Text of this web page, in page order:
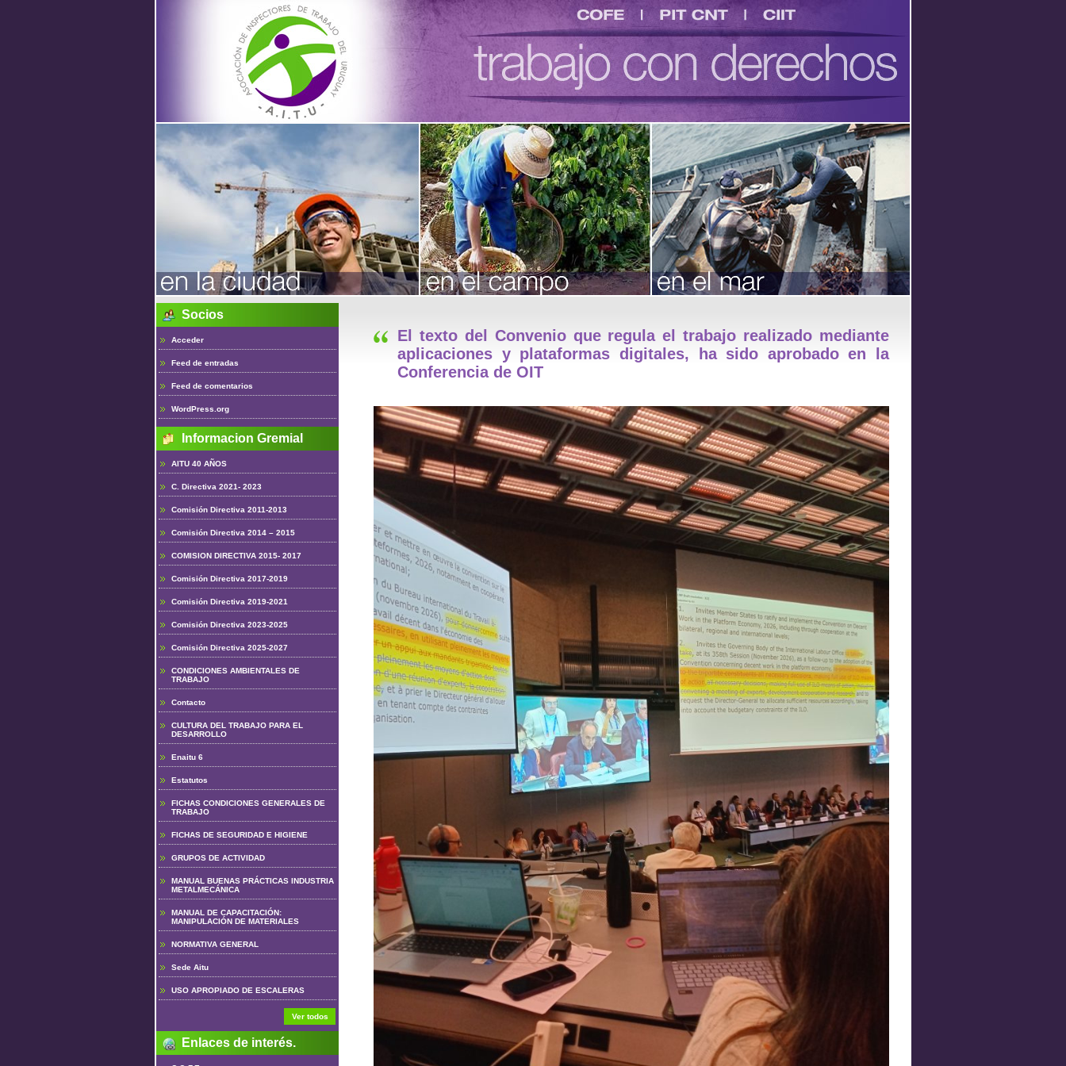
Asociación
de
Inspectores
de Trabajo
del Uruguay
COFE PIT CNT CIIT
El texto del Convenio que regula el trabajo realizado mediante
aplicaciones y plataformas digitales, ha sido aprobado en la
Conferencia de OIT
Socios
Acceder
Feed de entradas
Feed de comentarios
WordPress.org
Informacion Gremial
AITU 40 AÑOS
C. Directiva 2021- 2023
Comisión Directiva 2011-2013
Comisión Directiva 2014 – 2015
COMISION DIRECTIVA 2015- 2017
Comisión Directiva 2017-2019
Comisión Directiva 2019-2021
Comisión Directiva 2023-2025
Comisión Directiva 2025-2027
CONDICIONES AMBIENTALES DE
TRABAJO
Contacto
CULTURA DEL TRABAJO PARA EL
DESARROLLO
Enaitu 6
Estatutos
FICHAS CONDICIONES GENERALES DE
TRABAJO
FICHAS DE SEGURIDAD E HIGIENE
GRUPOS DE ACTIVIDAD
MANUAL BUENAS PRÁCTICAS INDUSTRIA
METALMECÁNICA
MANUAL DE CAPACITACIÓN:
MANIPULACIÓN DE MATERIALES
NORMATIVA GENERAL
Sede Aitu
USO APROPIADO DE ESCALERAS
Ver todos
Enlaces de interés.